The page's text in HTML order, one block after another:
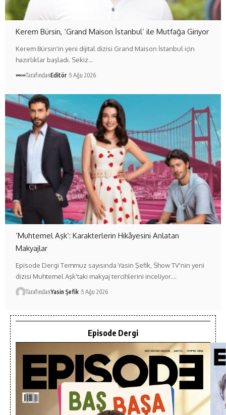
Kerem Bürsin, ‘Grand Maison İstanbul’ ile Mutfağa Giriyor
Kerem Bürsin'in yeni dijital dizisi Grand Maison İstanbul için
hazırlıklar başladı. Sekiz…
TarafındanEditör 5 Ağu 2026
‘Muhtemel Aşk’: Karakterlerin Hikâyesini Anlatan
Makyajlar
Episode Dergi Temmuz sayısında Yasin Şefik, Show TV'nin yeni
dizisi Muhtemel Aşk'taki makyaj tercihlerini inceliyor.…
TarafındanYasin Şefik 5 Ağu 2026
Episode Dergi